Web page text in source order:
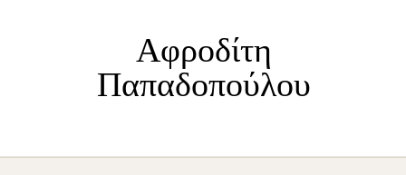
Αφροδίτη
Παπαδοπούλου